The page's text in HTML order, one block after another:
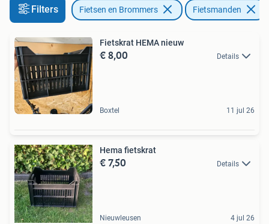
Filters Fietsen en Brommers Fietsmanden
Fietskrat HEMA nieuw
€ 8,00 Details
Boxtel 11 jul 26
Hema fietskrat
€ 7,50 Details
Nieuwleusen 4 jul 26